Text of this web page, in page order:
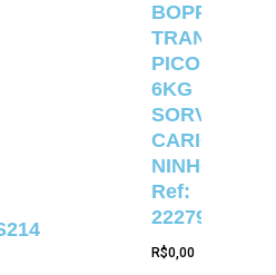
BOPP
PICOLÉ
6KG
SORVETERIA
CARIOCA
NINHO
Ref:
22279
R$0,00